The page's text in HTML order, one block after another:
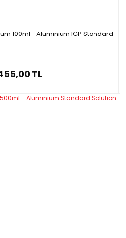
100ml - Aluminium ICP Standard
TL